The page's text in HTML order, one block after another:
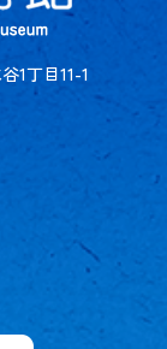
1丁目11-1